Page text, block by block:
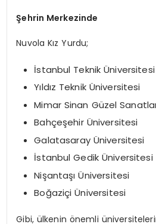
Şehrin Merkezinde
Nuvola Kız Yurdu;
İstanbul Teknik Üniversitesi
Yıldız Teknik Üniversitesi
Mimar Sinan Güzel
Bahçeşehir Üniversitesi
Galatasaray Üniversitesi
İstanbul Gedik Üniversitesi
Nişantaşı Üniversitesi
Boğaziçi Üniversitesi
Gibi, ülkenin önemli